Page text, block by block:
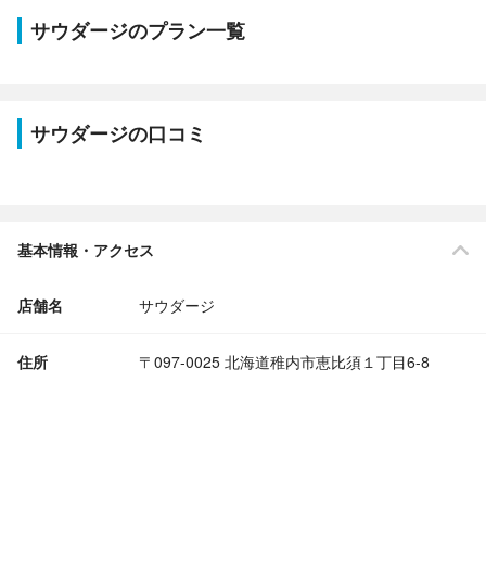
サウダージのプラン一覧
サウダージの口コミ
基本情報・アクセス
店舗名 サウダージ
住所 〒097-0025 北海道稚内市恵比須１丁目6-8